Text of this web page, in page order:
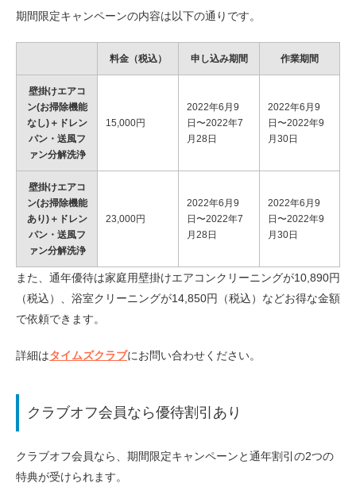
期間限定キャンペーンの内容は以下の通りです。
料金（税込） 申し込み期間 作業期間
壁掛けエアコ
ン(お掃除機能
なし)＋ドレン
パン・送風フ
ァン分解洗浄
15,000円
2022年6月9
日〜2022年7
月28日
2022年6月9
日〜2022年9
月30日
壁掛けエアコ
ン(お掃除機能
あり)＋ドレン
パン・送風フ
ァン分解洗浄
23,000円
2022年6月9
日〜2022年7
月28日
2022年6月9
日〜2022年9
月30日
また、通年優待は家庭用壁掛けエアコンクリーニングが10,890円
（税込）、浴室クリーニングが14,850円（税込）などお得な金額
で依頼できます。
詳細はタイムズクラブにお問い合わせください。
クラブオフ会員なら優待割引あり
クラブオフ会員なら、期間限定キャンペーンと通年割引の2つの
特典が受けられます。